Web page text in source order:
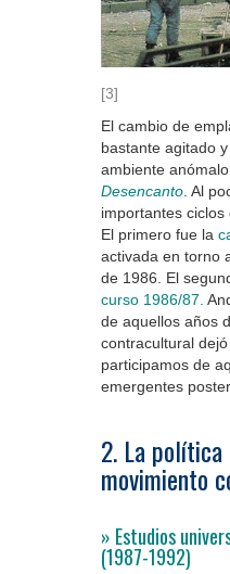
[3]
El cambio de
bastante agitado
ambiente
Desencanto. Al
importantes ciclos
El primero fue la
activada en torno
de 1986. El
curso 1986/87
de aquellos años
contracultural
participamos de
emergentes
2. La
movimiento
» Estudios
(1987-1992)